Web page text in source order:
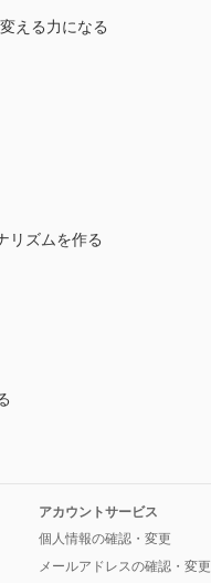
える力になる
リズムを作る
アカウントサービス
個人情報の確認・変更
メールアドレスの確認・変更